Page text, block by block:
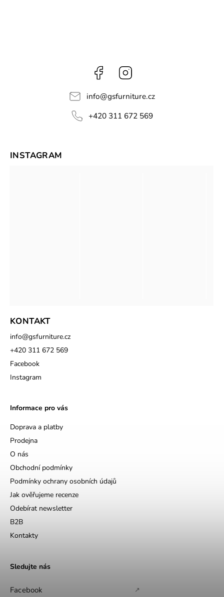
Facebook
info@gsfurniture.cz
+420 311 672 569
KONTAKT
info@gsfurniture.cz
+420 311 672 569
Facebook
Instagram
Informace pro vás
Doprava a platby
Prodejna
O nás
Obchodní podmínky
Podmínky ochrany osobních údajů
Jak ověřujeme recenze
Odebírat newsletter
B2B
Kontakty
INSTAGRAM
Sledujte nás
Facebook ↗